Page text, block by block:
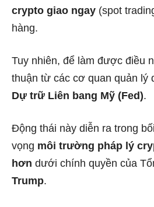
crypto giao ngay (spot
hàng.
Tuy nhiên, để làm được điều
thuận từ các cơ quan quản lý
Dự trữ Liên bang Mỹ (Fed).
Động thái này diễn ra trong
vọng môi trường pháp lý
hơn dưới chính quyền của
Trump.